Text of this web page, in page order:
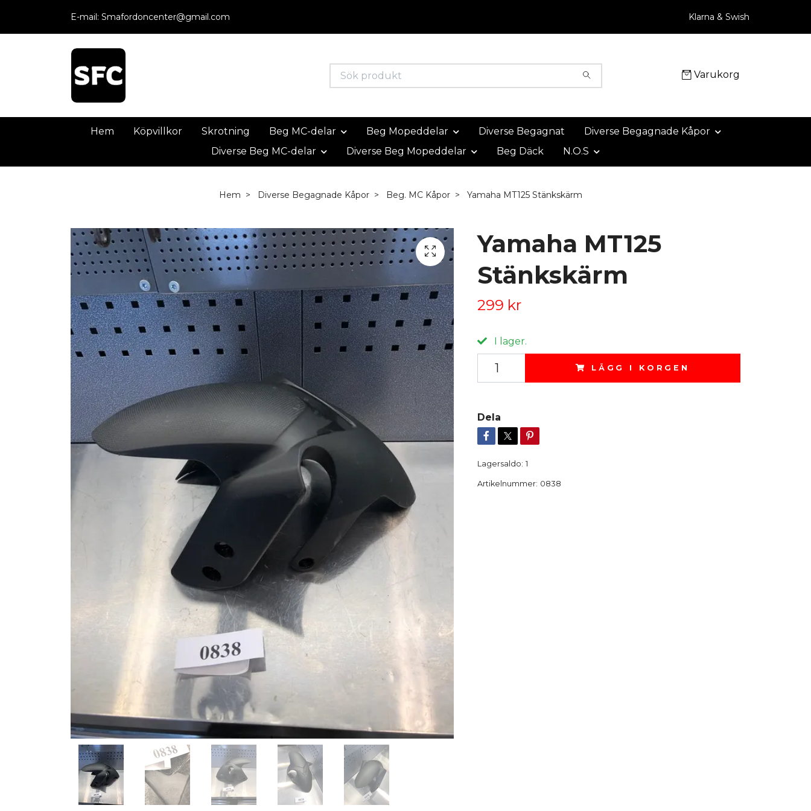
E-mail: Smafordoncenter@gmail.com Klarna & Swish
Varukorg
Hem Köpvillkor Skrotning Beg MC-delar Beg Mopeddelar Diverse Begagnat
Diverse Begagnade Kåpor
Diverse Beg MC-delar
Diverse Beg Mopeddelar Beg Däck N.O.S
Hem Diverse Begagnade Kåpor Beg. MC Kåpor Yamaha MT125 Stänkskärm
Yamaha MT125
Stänkskärm
299 kr
I lager.
LÄGG I KORGEN
Dela
Lagersaldo: 1
Artikelnummer: 0838